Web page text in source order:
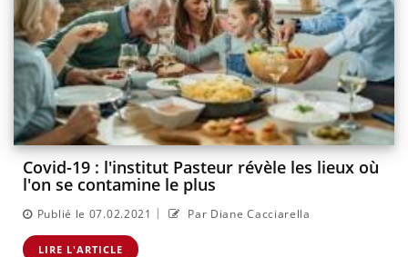
Covid-19 : l'institut Pasteur révèle les lieux où
l'on se contamine le plus
Publié le 07.02.2021 | Par Diane Cacciarella
LIRE L'ARTICLE